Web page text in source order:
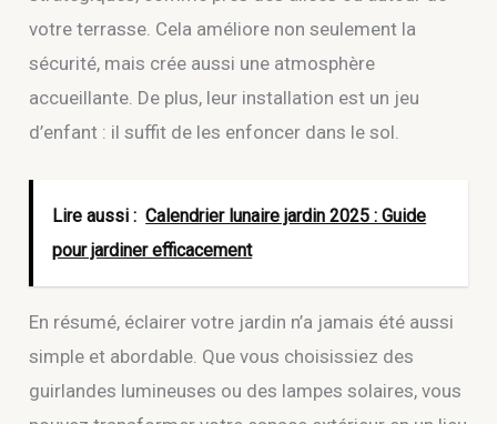
votre terrasse. Cela améliore non seulement la
sécurité, mais crée aussi une atmosphère
accueillante. De plus, leur installation est un jeu
d’enfant : il suffit de les enfoncer dans le sol.
Lire aussi : Calendrier lunaire jardin 2025 : Guide
pour jardiner efficacement
En résumé, éclairer votre jardin n’a jamais été aussi
simple et abordable. Que vous choisissiez des
guirlandes lumineuses ou des lampes solaires, vous